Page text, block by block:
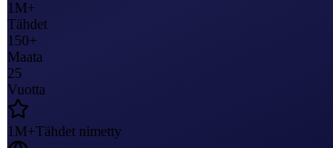
1M+
Tähdet
150+
Maata
25
Vuotta
1M+Tähdet nimetty